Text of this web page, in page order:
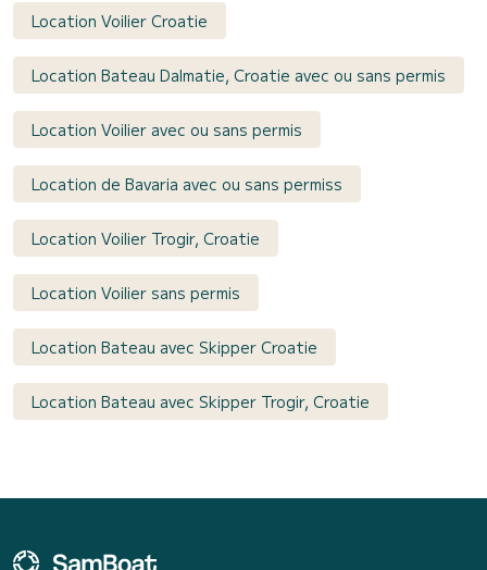
Location Voilier Croatie
Location Bateau Dalmatie, Croatie avec ou sans permis
Location Voilier avec ou sans permis
Location de Bavaria avec ou sans permiss
Location Voilier Trogir, Croatie
Location Voilier sans permis
Location Bateau avec Skipper Croatie
Location Bateau avec Skipper Trogir, Croatie